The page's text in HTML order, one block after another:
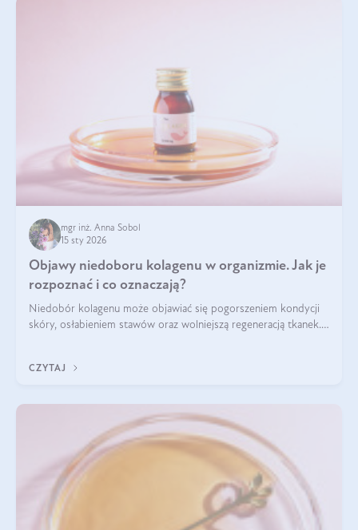
mgr inż. Anna Sobol
15 sty 2026
Objawy niedoboru kolagenu w organizmie. Jak je
rozpoznać i co oznaczają?
Niedobór kolagenu może objawiać się pogorszeniem kondycji
skóry, osłabieniem stawów oraz wolniejszą regeneracją tkanek.
osłabienie włosów.
CZYTAJ